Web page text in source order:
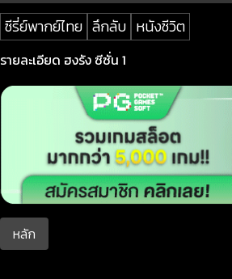
ซีรี่ย์พากย์ไทย ลึกลับ หนังชีวิต
รายละเอียด ฮงรัง ซีซั่น 1
หลัก